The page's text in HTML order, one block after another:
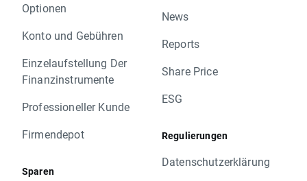
Optionen
Konto und Gebühren
Einzelaufstellung Der
Finanzinstrumente
Professioneller Kunde
Firmendepot
Sparen
News
Reports
Share Price
ESG
Regulierungen
Datenschutzerklärung